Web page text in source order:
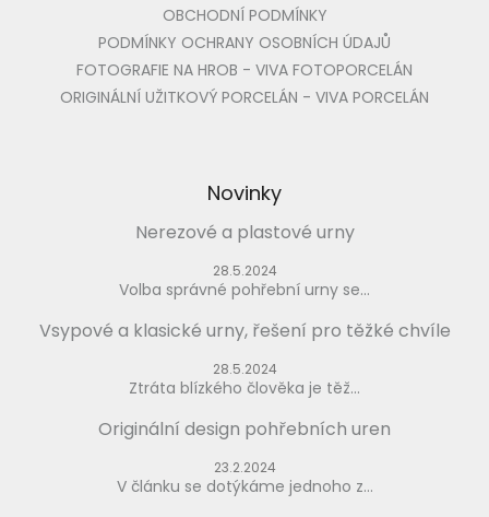
OBCHODNÍ PODMÍNKY
PODMÍNKY OCHRANY OSOBNÍCH ÚDAJŮ
FOTOGRAFIE NA HROB - VIVA FOTOPORCELÁN
ORIGINÁLNÍ UŽITKOVÝ PORCELÁN - VIVA PORCELÁN
Novinky
Nerezové a plastové urny
28.5.2024
Volba správné pohřební urny se...
Vsypové a klasické urny, řešení pro těžké chvíle
28.5.2024
Ztráta blízkého člověka je těž...
Originální design pohřebních uren
23.2.2024
V článku se dotýkáme jednoho z...